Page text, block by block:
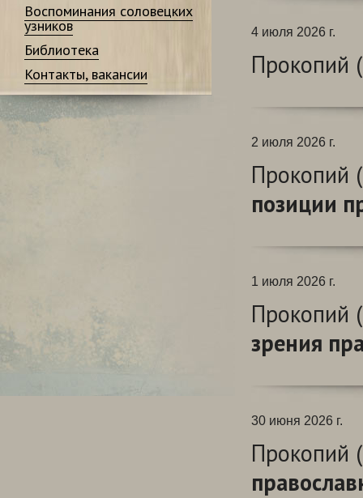
Воспоминания соловецких
узников
Библиотека
Контакты, вакансии
4 июля 2026 г.
Прокопий
2 июля 2026 г.
Прокопий
позиции
1 июля 2026 г.
Прокопий
зрения
30 июня 2026 г.
Прокопий